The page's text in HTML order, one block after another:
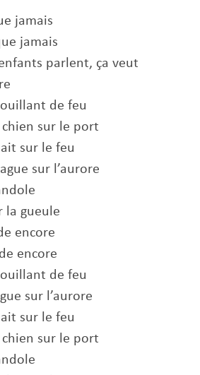
jamais
jamais
parlent, ça veut
de feu
chien sur le port
sur le feu
sur l’aurore
la gueule
encore
encore
de feu
sur l’aurore
sur le feu
chien sur le port